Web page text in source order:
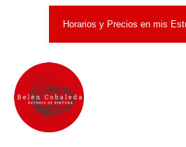
Horarios y Precios en mis